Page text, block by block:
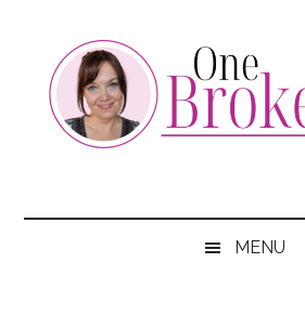
content
secondary
MENU